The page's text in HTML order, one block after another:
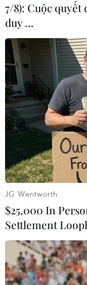
Thi tốt
Sáng nay,
buổi cuối
chọn
Lịch sử là môn
570.800 em, tiếp
lý có 389.630 thí
347.455 em.
7/8): Cuộc quyết
duy …
JG Wentworth
$25,000 In
Settlement